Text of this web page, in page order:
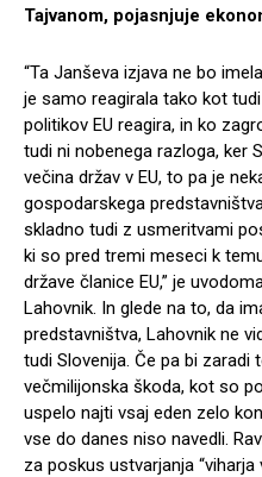
Tajvanom, pojasnjuje
“Ta Janševa izjava ne bo
je samo reagirala tako kot
politikov EU reagira, in ko
tudi ni nobenega razloga, ker
večina držav v EU, to pa je
gospodarskega
skladno tudi z usmeritvami
ki so pred tremi meseci k
države članice EU,” je
Lahovnik. In glede na to, da
predstavništva, Lahovnik ne
tudi Slovenija. Če pa bi zaradi
večmilijonska škoda, kot so
uspelo najti vsaj eden zelo
vse do danes niso navedli.
za poskus ustvarjanja “viharja